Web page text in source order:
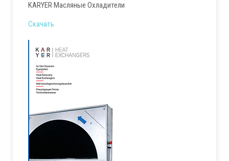
KARYER Масляные Охладители
Скачать